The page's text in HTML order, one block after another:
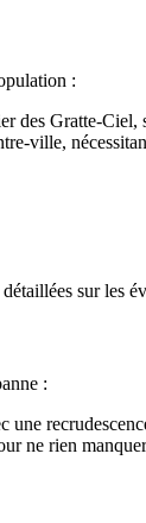
:
des Gratte-Ciel,
ville,
sur les
:
ne rien